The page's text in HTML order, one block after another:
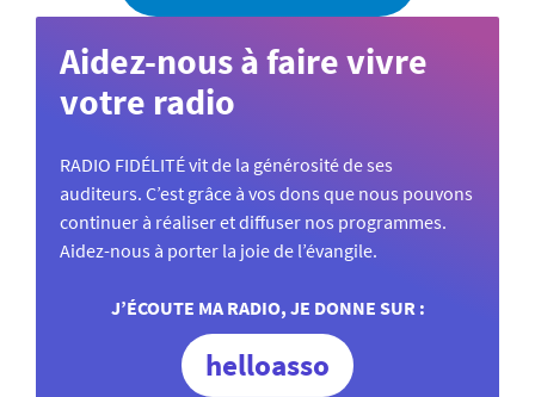
Aidez-nous à faire vivre
votre radio
RADIO FIDÉLITÉ vit de la générosité de ses
auditeurs. C’est grâce à vos dons que nous pouvons
continuer à réaliser et diffuser nos programmes.
Aidez-nous à porter la joie de l’évangile.
J’ÉCOUTE MA RADIO, JE DONNE SUR :
helloasso